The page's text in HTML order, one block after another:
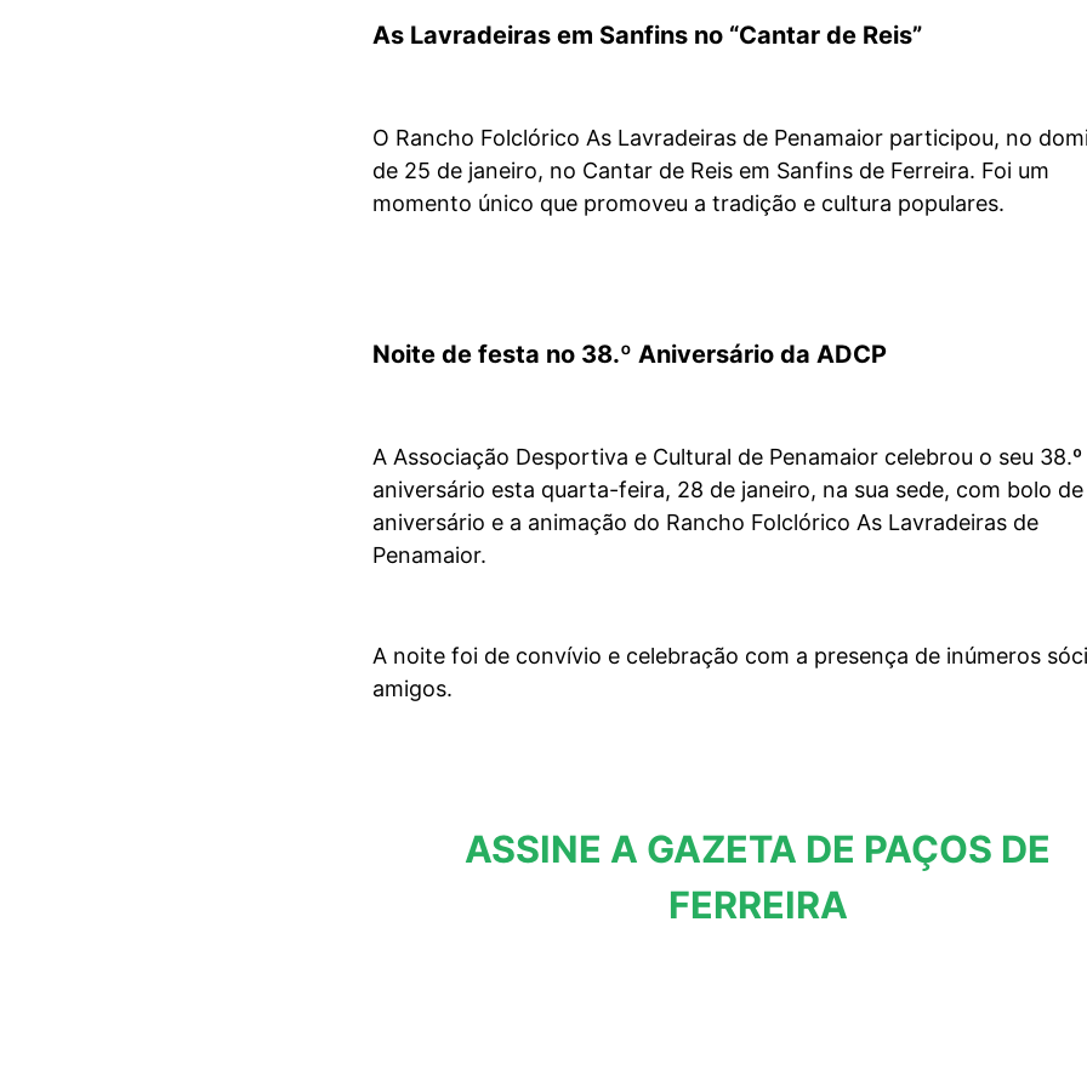
As Lavradeiras em Sanfins no “Cantar de Reis”
O Rancho Folclórico As Lavradeiras de Penamaior participou, no
de 25 de janeiro, no Cantar de Reis em Sanfins de Ferreira. Foi um
momento único que promoveu a tradição e cultura populares.
Noite de festa no 38.º Aniversário da ADCP
A Associação Desportiva e Cultural de Penamaior celebrou o seu 38.º
aniversário esta quarta-feira, 28 de janeiro, na sua sede, com bolo de
aniversário e a animação do Rancho Folclórico As Lavradeiras de
Penamaior.
A noite foi de convívio e celebração com a presença de inúmeros
amigos.
ASSINE A GAZETA DE PAÇOS DE
FERREIRA